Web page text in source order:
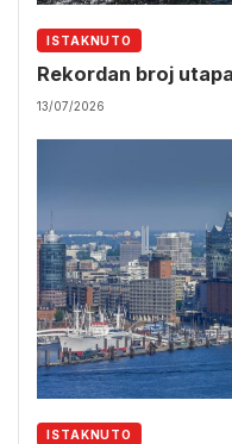
ISTAKNUTO
Rekordan broj
13/07/2026
ISTAKNUTO